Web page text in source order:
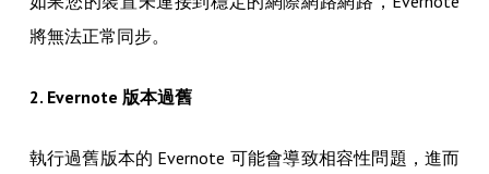
將無法正常同步。
2. Evernote 版本過舊
執行過舊版本的 Evernote 可能會導致相容性問題，進而